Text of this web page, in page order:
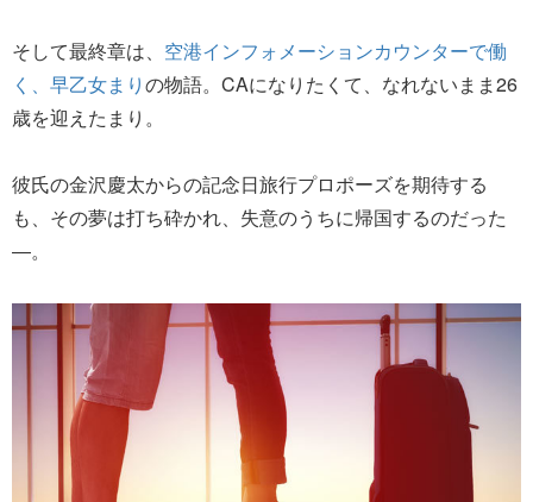
そして最終章は、 空港インフォメーションカウンターで働
く、早乙女まりの物語。CAになりたくて、なれないまま26
歳を迎えたまり。
彼氏の金沢慶太からの記念日旅行プロポーズを期待する
も、その夢は打ち砕かれ、失意のうちに帰国するのだった
―。